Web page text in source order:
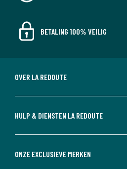
BETALING 100% VEILIG
OVER LA REDOUTE
HULP & DIENSTEN LA REDOUTE
ONZE EXCLUSIEVE MERKEN